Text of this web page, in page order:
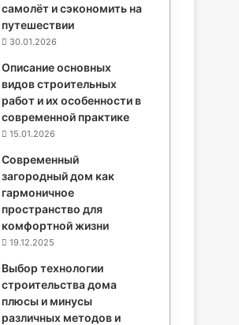
самолёт и сэкономить на
путешествии
30.01.2026
Описание основных
видов строительных
работ и их особенности в
современной практике
15.01.2026
Современный
загородный дом как
гармоничное
пространство для
комфортной жизни
19.12.2025
Выбор технологии
строительства дома
плюсы и минусы
различных методов и